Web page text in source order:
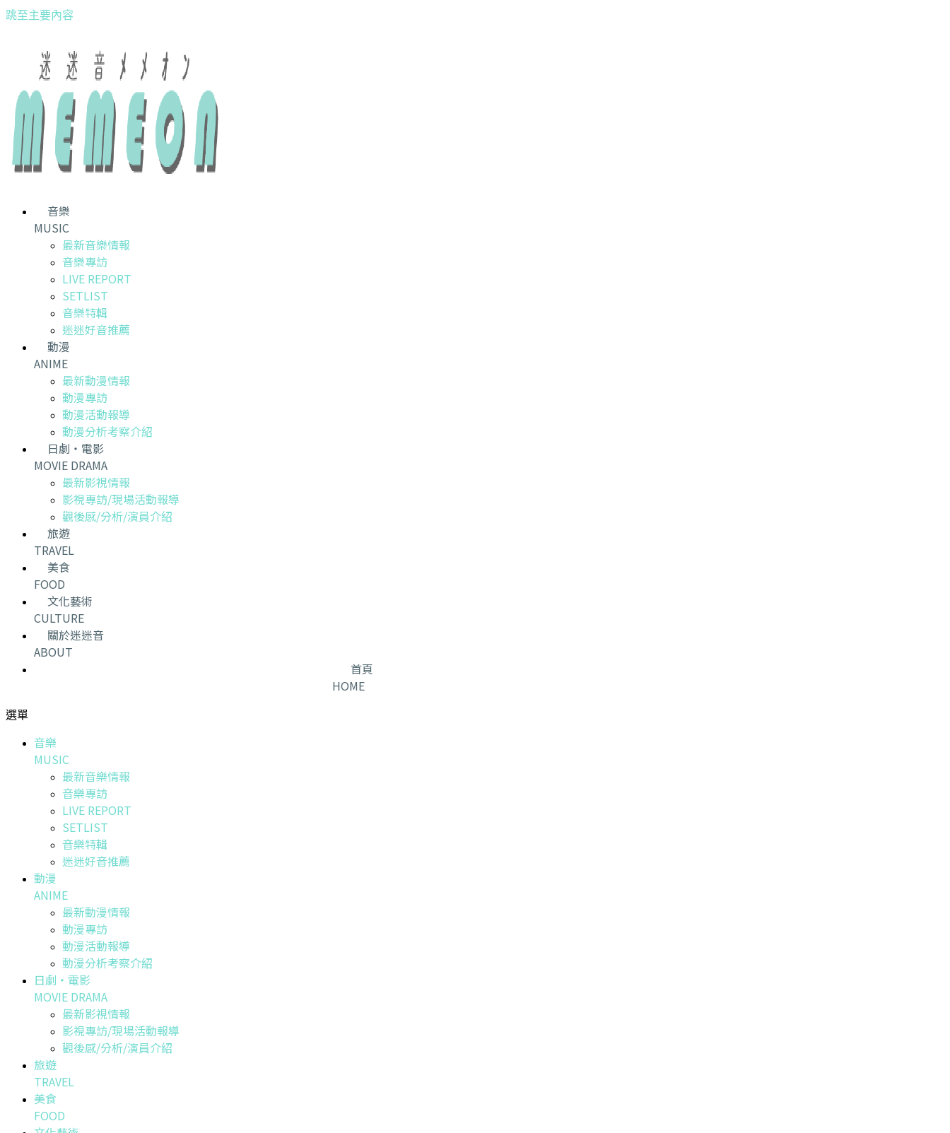
跳至主要內容
音樂
MUSIC
最新音樂情報
音樂專訪
LIVE REPORT
SETLIST
音樂特輯
迷迷好音推薦
動漫
ANIME
最新動漫情報
動漫專訪
動漫活動報導
動漫分析考察介紹
日劇・電影
MOVIE DRAMA
最新影視情報
影視專訪/現場活動報導
觀後感/分析/演員介紹
旅遊
TRAVEL
美食
FOOD
文化藝術
CULTURE
關於迷迷音
ABOUT
首頁
HOME
選單
音樂
MUSIC
最新音樂情報
音樂專訪
LIVE REPORT
SETLIST
音樂特輯
迷迷好音推薦
動漫
ANIME
最新動漫情報
動漫專訪
動漫活動報導
動漫分析考察介紹
日劇・電影
MOVIE DRAMA
最新影視情報
影視專訪/現場活動報導
觀後感/分析/演員介紹
旅遊
TRAVEL
美食
FOOD